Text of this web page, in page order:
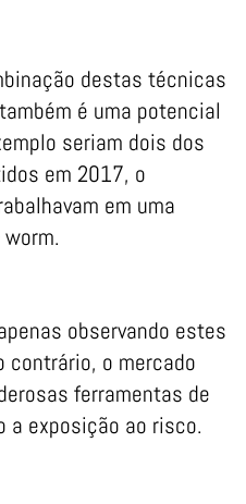
destas técnicas
é uma potencial
seriam dois dos
em 2017, o
em uma
observando estes
contrário, o mercado
ferramentas de
a exposição ao risco.